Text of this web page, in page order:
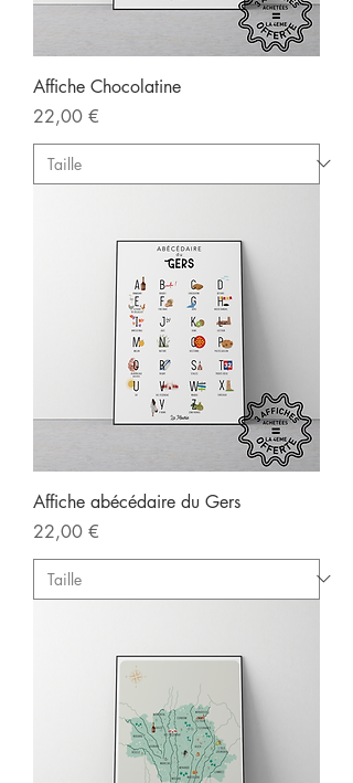
Affiche Chocolatine
Prix
22,00 €
Affiche abécédaire du Gers
Prix
22,00 €